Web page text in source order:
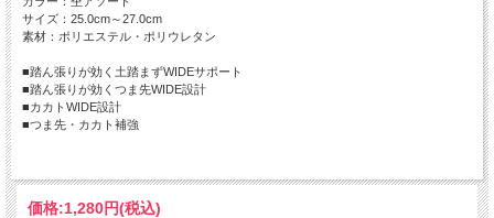
サイズ：25.0cm～27.0cm
素材：ポリエステル・ポリウレタン
■踏ん張りが効く土踏まずWIDEサポート
■踏ん張りが効くつま先WIDE設計
■カカトWIDE設計
■つま先・カカト補強
価格:1,280円(税込)